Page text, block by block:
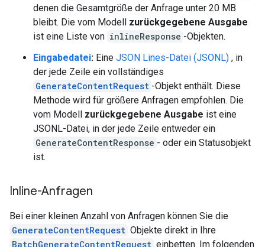
denen die Gesamtgröße der Anfrage unter 20 MB
bleibt. Die vom Modell zurückgegebene Ausgabe
ist eine Liste von inlineResponse -Objekten.
Eingabedatei: Eine JSON Lines-Datei (JSONL) , in
der jede Zeile ein vollständiges
GenerateContentRequest -Objekt enthält. Diese
Methode wird für größere Anfragen empfohlen. Die
vom Modell zurückgegebene Ausgabe ist eine
JSONL-Datei, in der jede Zeile entweder ein
GenerateContentResponse - oder ein Statusobjekt
ist.
Inline-Anfragen
Bei einer kleinen Anzahl von Anfragen können Sie die
GenerateContentRequest Objekte direkt in Ihre
BatchGenerateContentRequest einbetten. Im folgenden